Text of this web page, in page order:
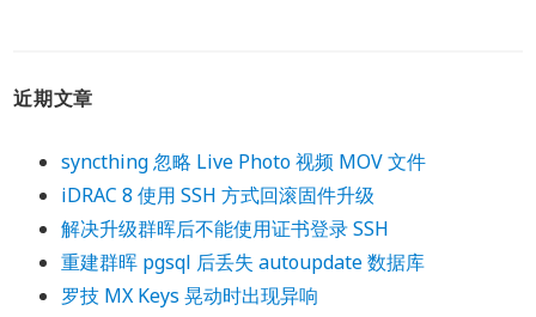
近期文章
syncthing 忽略 Live Photo 视频 MOV 文件
iDRAC 8 使用 SSH 方式回滚固件升级
解决升级群晖后不能使用证书登录 SSH
重建群晖 pgsql 后丢失 autoupdate 数据库
罗技 MX Keys 晃动时出现异响